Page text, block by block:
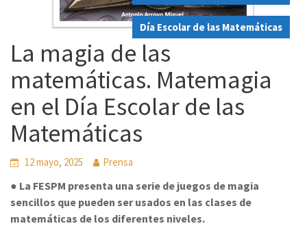
,
Día Escolar de las Matemáticas
La magia de las
matemáticas. Matemagia
en el Día Escolar de las
Matemáticas
12 mayo, 2025 Prensa
● La FESPM presenta una serie de juegos de magia
sencillos que pueden ser usados en las clases de
matemáticas de los diferentes niveles.